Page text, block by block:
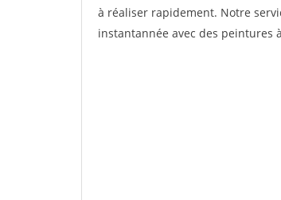
à réaliser rapidement. Notre
instantannée avec des peintures